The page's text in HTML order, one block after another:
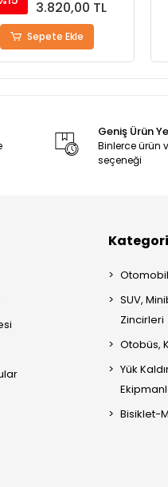
3.820,00 TL
Sepete Ekle
Geniş Ürün
Binlerce ürün
seçeneği
SUV,
Zincirleri
Otobüs,
Yük
Bisiklet-